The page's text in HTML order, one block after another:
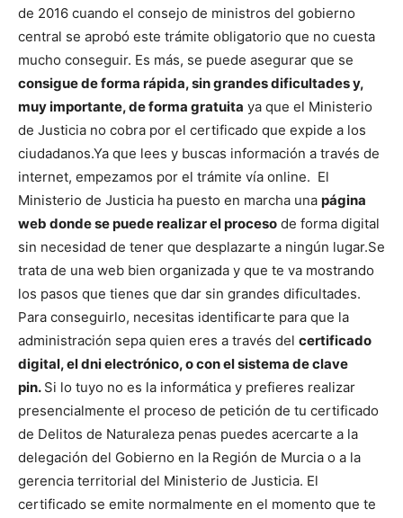
de 2016 cuando el consejo de ministros del gobierno
central se aprobó este trámite obligatorio que no cuesta
mucho conseguir. Es más, se puede asegurar que se
consigue de forma rápida, sin grandes dificultades y,
muy importante, de forma gratuita ya que el Ministerio
de Justicia no cobra por el certificado que expide a los
ciudadanos.Ya que lees y buscas información a través de
internet, empezamos por el trámite vía online. El
Ministerio de Justicia ha puesto en marcha una página
web donde se puede realizar el proceso de forma digital
sin necesidad de tener que desplazarte a ningún lugar.Se
trata de una web bien organizada y que te va mostrando
los pasos que tienes que dar sin grandes dificultades.
Para conseguirlo, necesitas identificarte para que la
administración sepa quien eres a través del certificado
digital, el dni electrónico, o con el sistema de clave
pin. Si lo tuyo no es la informática y prefieres realizar
presencialmente el proceso de petición de tu certificado
de Delitos de Naturaleza penas puedes acercarte a la
delegación del Gobierno en la Región de Murcia o a la
gerencia territorial del Ministerio de Justicia. El
certificado se emite normalmente en el momento que te